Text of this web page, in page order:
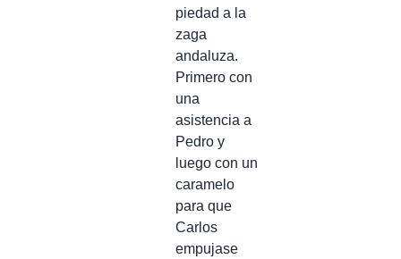
piedad a la
zaga
andaluza.
Primero con
una
asistencia a
Pedro y
luego con un
caramelo
para que
Carlos
empujase